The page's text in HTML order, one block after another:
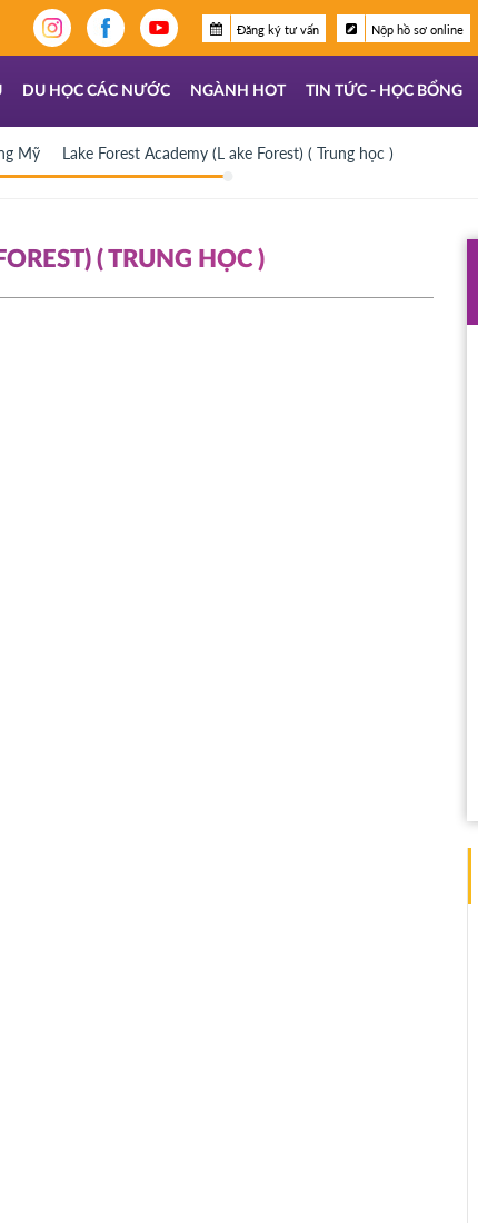
Đăng ký tư vấn Nộp hồ sơ online
DU HỌC CÁC NƯỚC NGÀNH HOT TIN TỨC - HỌC BỔNG
Mỹ Lake Forest Academy (L ake Forest) ( Trung học )
( TRUNG HỌC )